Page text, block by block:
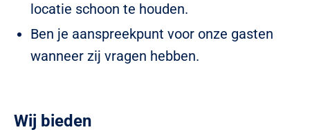
locatie schoon te houden.
Ben je aanspreekpunt voor onze gasten
wanneer zij vragen hebben.
Wij bieden